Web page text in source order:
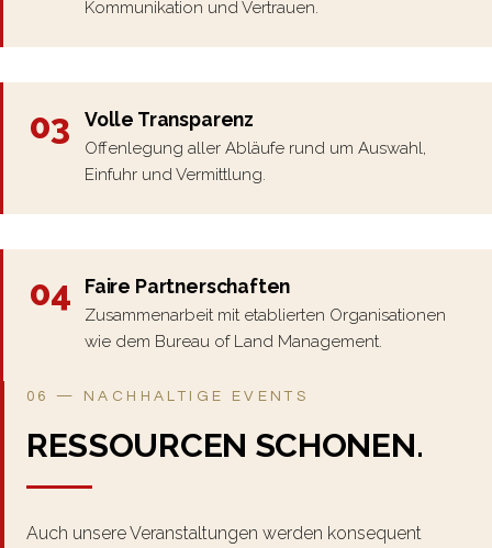
Kommunikation und Vertrauen.
03 Volle Transparenz
Offenlegung aller Abläufe rund um Auswahl,
Einfuhr und Vermittlung.
04 Faire Partnerschaften
Zusammenarbeit mit etablierten Organisationen
wie dem Bureau of Land Management.
06 — NACHHALTIGE EVENTS
RESSOURCEN SCHONEN.
Auch unsere Veranstaltungen werden konsequent